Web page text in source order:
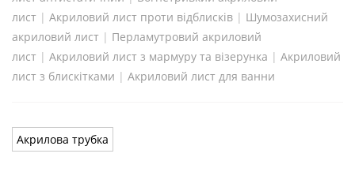
лист | Акриловий лист проти відблисків | Шумозахисний
акриловий лист | Перламутровий акриловий
лист | Акриловий лист з мармуру та візерунка | Акриловий
лист з блискітками | Акриловий лист для ванни
Акрилова трубка